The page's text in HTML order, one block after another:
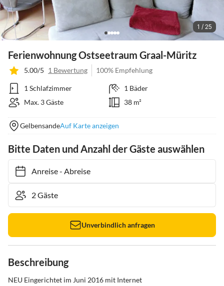
1 / 25
Ferienwohnung Ostseetraum Graal-Müritz
5.00/5 1 Bewertung 100% Empfehlung
1 Schlafzimmer
1 Bäder
Max. 3 Gäste
38 m²
GelbensandeAuf Karte anzeigen
Bitte Daten und Anzahl der Gäste auswählen
Anreise- Abreise
Unverbindlich anfragen
Beschreibung
NEU Eingerichtet im Juni 2016 mit Internet